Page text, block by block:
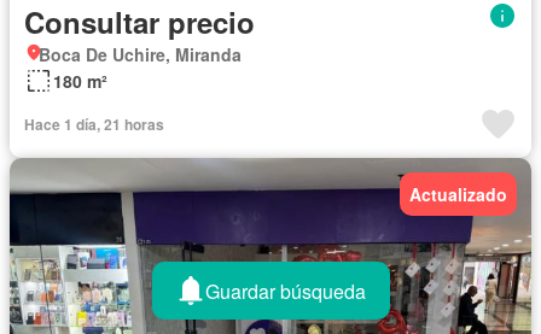
Consultar precio
Boca De Uchire, Miranda
180 m²
Hace 1 día, 21 horas
Actualizado
Guardar búsqueda